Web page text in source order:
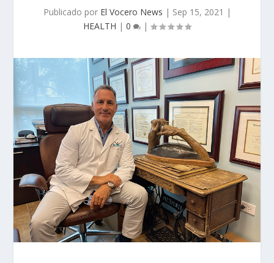
Publicado por El Vocero News | Sep 15, 2021 |
HEALTH | 0 |